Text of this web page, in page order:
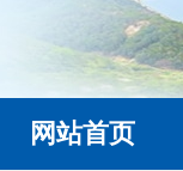
网站首页